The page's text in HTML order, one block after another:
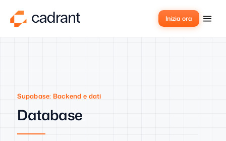
Inizia ora
Supabase: Backend e dati
Database